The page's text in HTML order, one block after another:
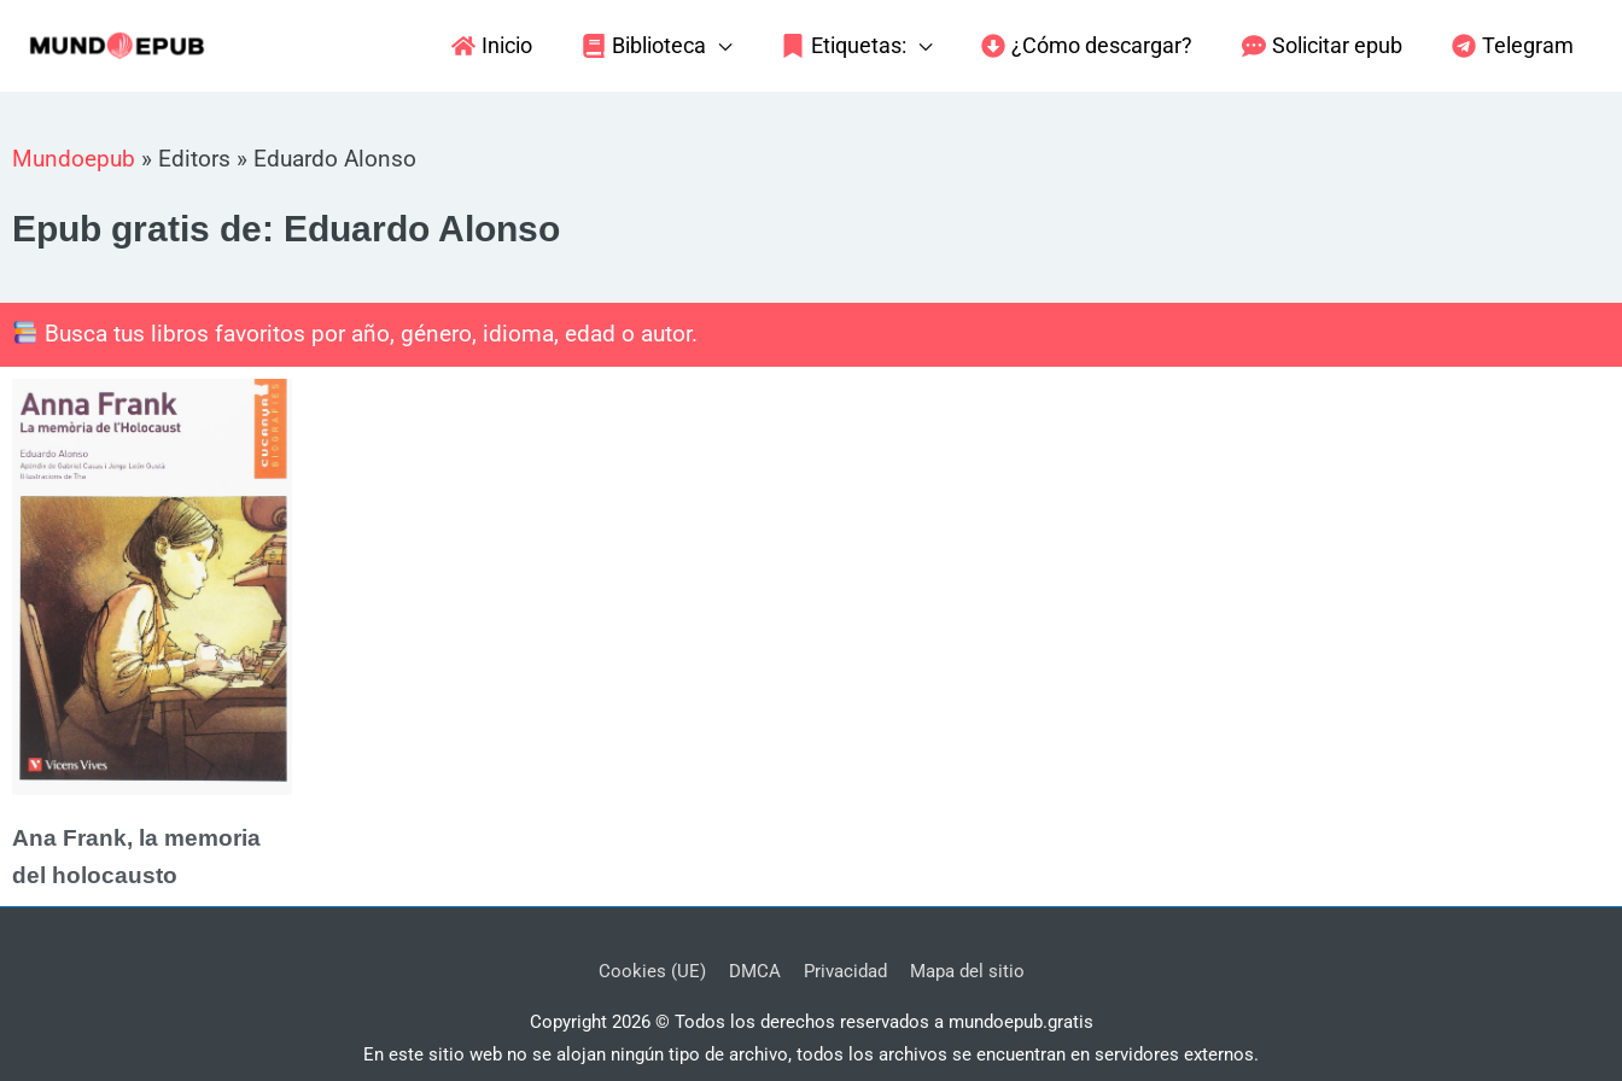
Inicio Biblioteca Etiquetas: ¿Cómo descargar? Solicitar epub Telegram
Mundoepub » Editors » Eduardo Alonso
Epub gratis de: Eduardo Alonso
Busca tus libros favoritos por año, género, idioma, edad o autor.
Ana Frank, la memoria
del holocausto
Cookies (UE) DMCA Privacidad Mapa del sitio
Copyright 2026 © Todos los derechos reservados a mundoepub.gratis
En este sitio web no se alojan ningún tipo de archivo, todos los archivos se encuentran en servidores externos.